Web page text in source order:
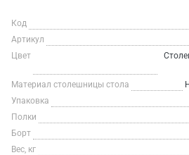
Код
Артикул
Цвет
Материал столешницы стола
Упаковка
Полки
Борт
Вес, кг